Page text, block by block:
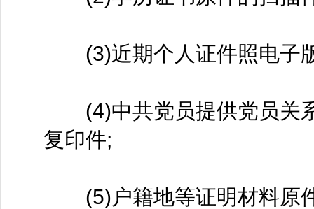
(3)近期个人证件照电子
(4)中共党员提供党员关
复印件;
(5)户籍地等证明材料原